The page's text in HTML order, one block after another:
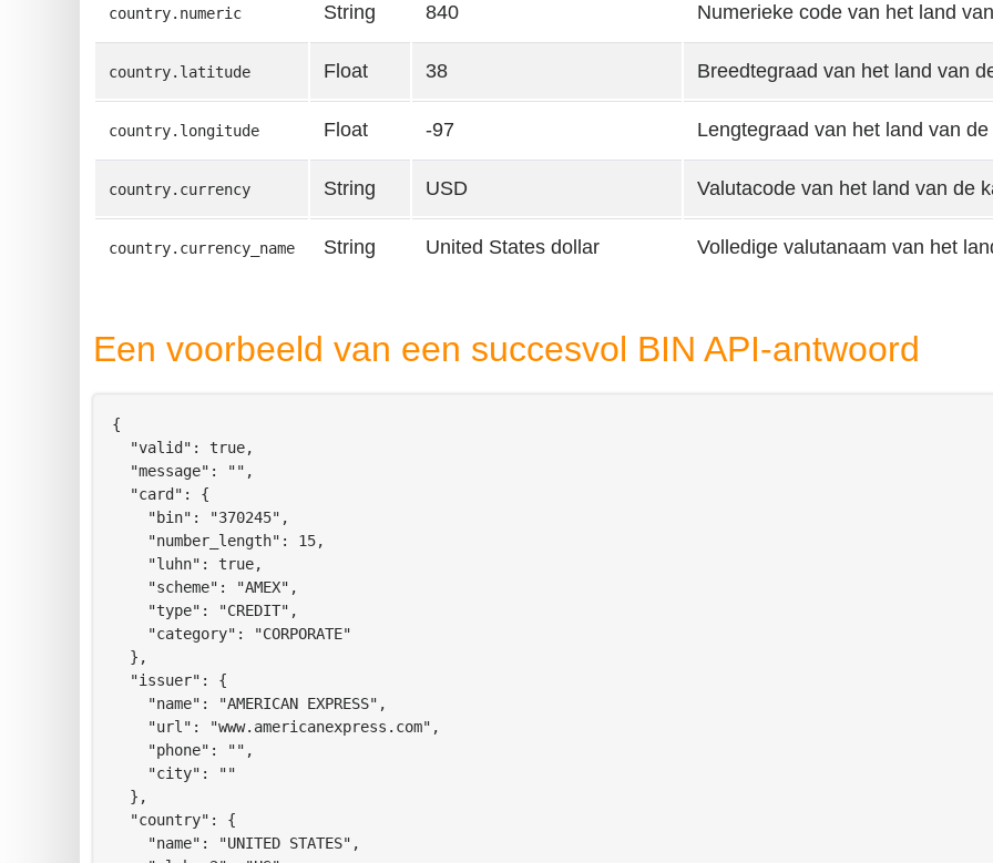
country.numeric String 840 Numerieke code van het land
country.latitude Float 38 Breedtegraad van het land van
country.longitude Float -97 Lengtegraad van het land van
country.currency String USD Valutacode van het land van de
country.currency_name String United States dollar Volledige valutanaam van het
Een voorbeeld van een succesvol BIN API-antwoord
{
  "valid": true,
  "message": "",
  "card": {
    "bin": "370245",
    "number_length": 15,
    "luhn": true,
    "scheme": "AMEX",
    "type": "CREDIT",
    "category": "CORPORATE"
  },
  "issuer": {
    "name": "AMERICAN EXPRESS",
    "url": "www.americanexpress.com",
    "phone": "",
    "city": ""
  },
  "country": {
    "name": "UNITED STATES",